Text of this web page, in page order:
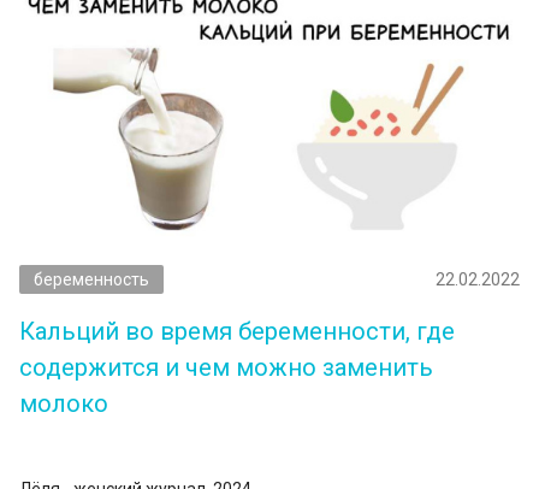
беременность 22.02.2022
Кальций во время беременности, где
содержится и чем можно заменить
молоко